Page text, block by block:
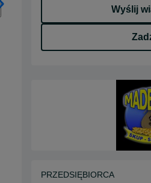
Wyślij
PRZEDSIĘBIORCA